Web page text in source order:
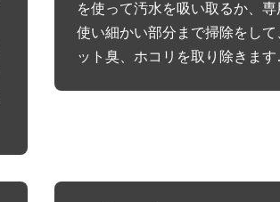
を使って汚水を吸い取るか、
使い細かい部分まで掃除をし
ット臭、ホコリを取り除きま